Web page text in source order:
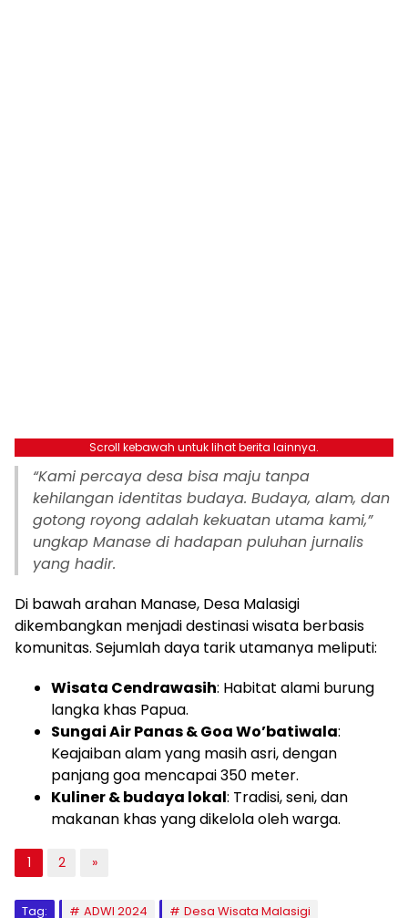
Scroll kebawah untuk lihat berita lainnya.
“Kami percaya desa bisa maju tanpa
kehilangan identitas budaya. Budaya, alam, dan
gotong royong adalah kekuatan utama kami,”
ungkap Manase di hadapan puluhan jurnalis
yang hadir.
Di bawah arahan Manase, Desa Malasigi
dikembangkan menjadi destinasi wisata berbasis
komunitas. Sejumlah daya tarik utamanya meliputi:
Wisata Cendrawasih: Habitat alami burung
langka khas Papua.
Sungai Air Panas & Goa Wo’batiwala:
Keajaiban alam yang masih asri, dengan
panjang goa mencapai 350 meter.
Kuliner & budaya lokal: Tradisi, seni, dan
makanan khas yang dikelola oleh warga.
1 2 »
Tag: ADWI 2024 Desa Wisata Malasigi